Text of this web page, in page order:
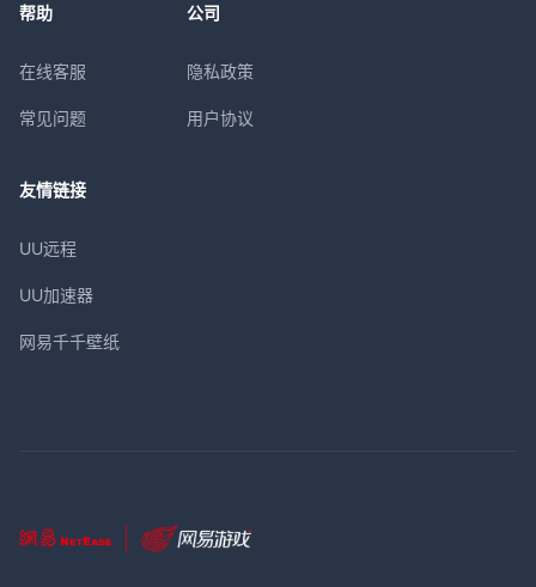
帮助
在线客服
常见问题
公司
隐私政策
用户协议
友情链接
UU远程
UU加速器
网易千千壁纸